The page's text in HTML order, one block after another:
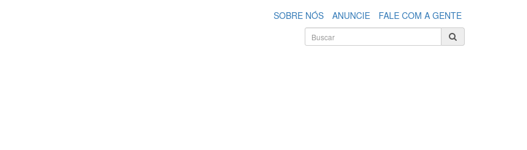
SOBRE NÓS ANUNCIE
FALE COM A GENTE